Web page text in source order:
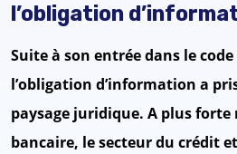
l’obligation
Suite à son entrée dans le code
l’obligation d’information a
paysage juridique. A plus forte
bancaire, le secteur du crédit